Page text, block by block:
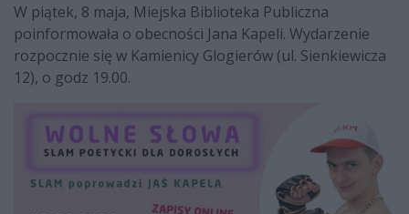
W piątek, 8 maja, Miejska Biblioteka Publiczna
poinformowała o obecności Jana Kapeli. Wydarzenie
rozpocznie się w Kamienicy Glogierów (ul. Sienkiewicza
12), o godz 19.00.